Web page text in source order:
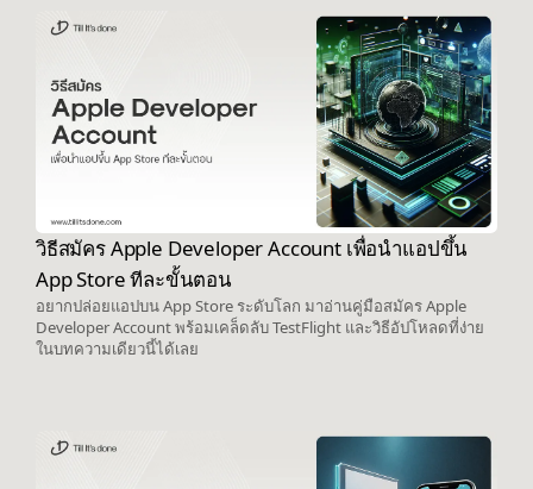
วิธีสมัคร Apple Developer Account เพื่อนำแอปขึ้น
App Store ทีละขั้นตอน
อยากปล่อยแอปบน App Store ระดับโลก มาอ่านคู่มือสมัคร Apple
Developer Account พร้อมเคล็ดลับ TestFlight และวิธีอัปโหลดที่ง่าย
ในบทความเดียวนี้ได้เลย